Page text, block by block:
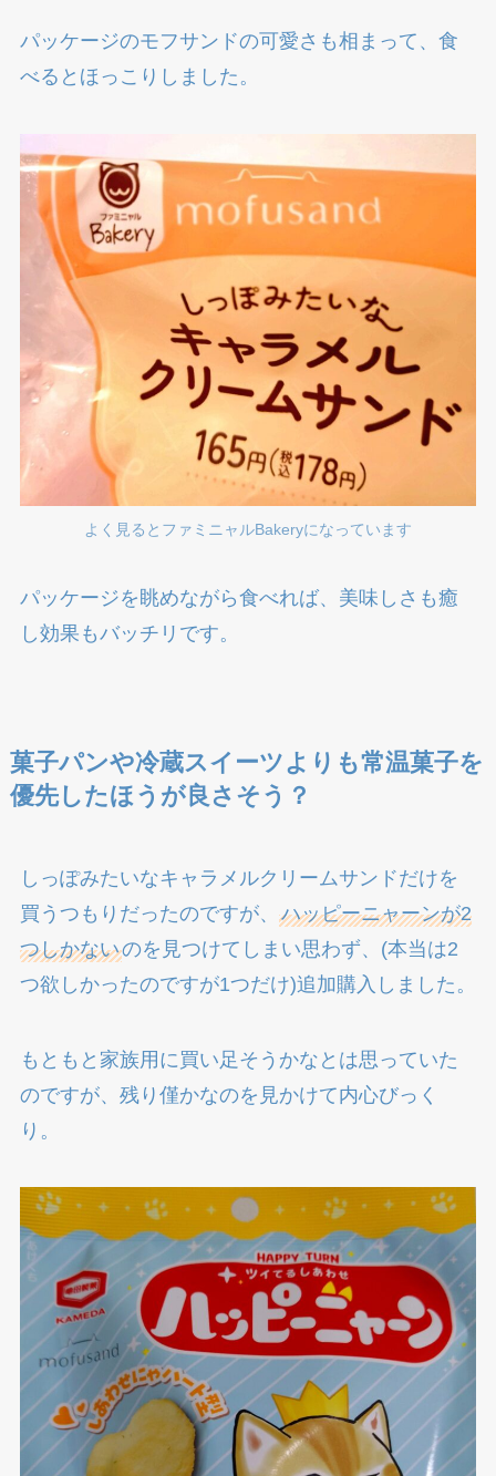
パッケージのモフサンドの可愛さも相まって、食
べるとほっこりしました。
よく見るとファミニャルBakeryになっています
パッケージを眺めながら食べれば、美味しさも癒
し効果もバッチリです。
菓子パンや冷蔵スイーツよりも常温菓子を
優先したほうが良さそう？
しっぽみたいなキャラメルクリームサンドだけを
買うつもりだったのですが、 ハッピーニャーンが2
つしかないのを見つけてしまい思わず、(本当は2
つ欲しかったのですが1つだけ)追加購入しました。
もともと家族用に買い足そうかなとは思っていた
のですが、残り僅かなのを見かけて内心びっく
り。